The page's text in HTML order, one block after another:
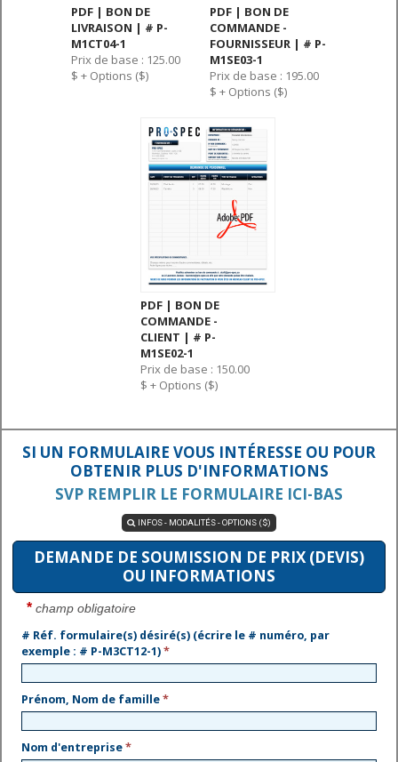
PDF | BON DE
LIVRAISON | # P-
M1CT04-1
Prix de base : 125.00
$ + Options ($)
PDF | BON DE
COMMANDE -
FOURNISSEUR | # P-
M1SE03-1
Prix de base : 195.00
$ + Options ($)
PDF | BON DE
COMMANDE -
CLIENT | # P-
M1SE02-1
Prix de base : 150.00
$ + Options ($)
SI UN FORMULAIRE VOUS INTÉRESSE OU POUR
OBTENIR PLUS D'INFORMATIONS
SVP REMPLIR LE FORMULAIRE ICI-BAS
 INFOS - MODALITÉS - OPTIONS ($)
DEMANDE DE SOUMISSION DE PRIX (DEVIS)
OU INFORMATIONS
* champ obligatoire
# Réf. formulaire(s) désiré(s) (écrire le # numéro, par
exemple : # P-M3CT12-1)*
Prénom, Nom de famille*
Nom d'entreprise*